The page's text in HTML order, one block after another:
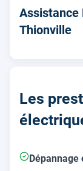
Assistance
Thionville
Les